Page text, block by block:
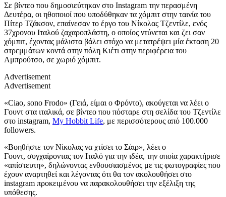
Σε βίντεο που δημοσιεύτηκαν στο Instagram την περασμένη
Δευτέρα, οι ηθοποιοί που υποδύθηκαν τα χόμπιτ στην ταινία του
Πίτερ Τζάκσον, επαίνεσαν το έργο του Νίκολας Τζεντίλε, ενός
37χρονου Ιταλού ζαχαροπλάστη, ο οποίος ντύνεται και ζει σαν
χόμπιτ, έχοντας μάλιστα βάλει στόχο να μετατρέψει μία έκταση 20
στρεμμάτων κοντά στην πόλη Κιέτι στην περιφέρεια του
Αμπρούτσο, σε χωριό χόμπιτ.
Advertisement
Advertisement
«Ciao, sono Frodo» (Γειά, είμαι ο Φρόντο), ακούγεται να λέει ο
Γουντ στα ιταλικά, σε βίντεο που πόσταρε στη σελίδα του Τζεντίλε
στο instagram, My Hobbit Life, με περισσότερους από 100.000
followers.
«Βοηθήστε τον Νίκολας να χτίσει το Σάιρ», λέει ο
Γουντ, συγχαίροντας τον Ιταλό για την ιδέα, την οποία χαρακτήρισε
«απίστευτη», δηλώνοντας ενθουσιασμένος με τις φωτογραφίες που
έχουν αναρτηθεί και λέγοντας ότι θα τον ακολουθήσει στο
instagram προκειμένου να παρακολουθήσει την εξέλιξη της
υπόθεσης.